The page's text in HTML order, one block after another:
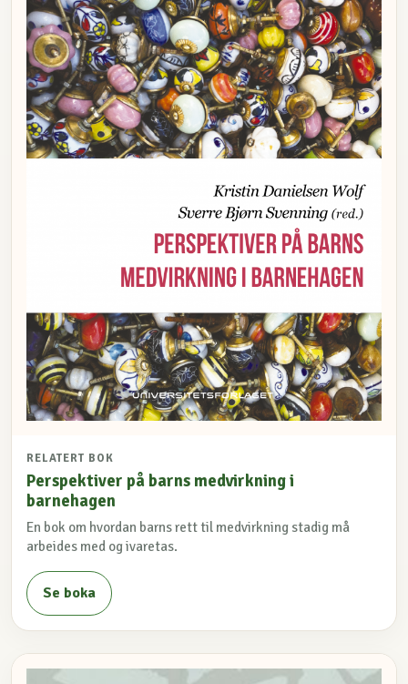
RELATERT BOK
Perspektiver på barns medvirkning i
barnehagen
En bok om hvordan barns rett til medvirkning stadig må
arbeides med og ivaretas.
Se boka